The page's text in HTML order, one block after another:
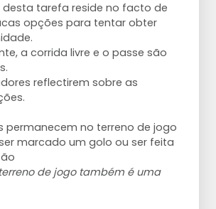
desta tarefa reside no facto de
opções para tentar obter
a corrida livre e o passe são
reflectirem sobre as
permanecem no terreno de jogo
marcado um golo ou ser feita
de jogo também é uma